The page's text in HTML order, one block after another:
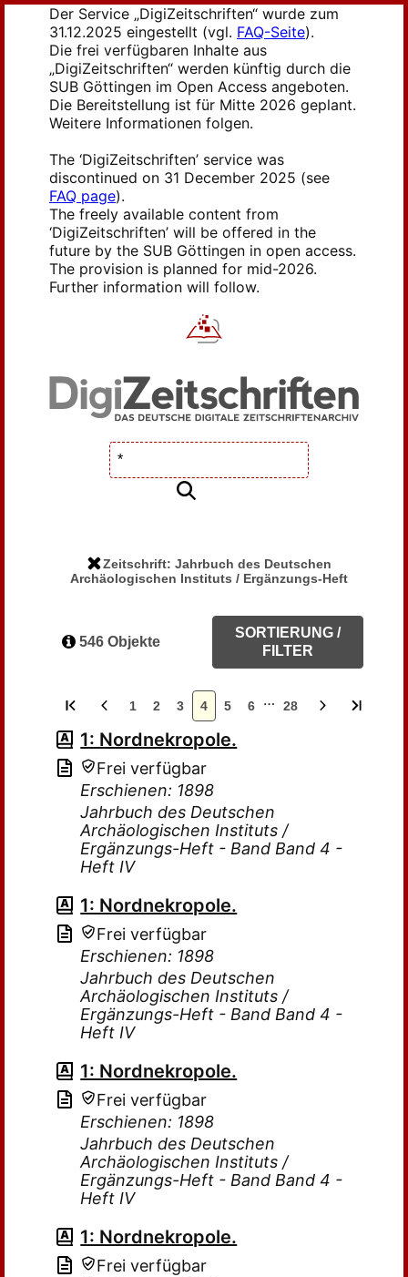
Der Service „DigiZeitschriften“ wurde zum
31.12.2025 eingestellt (vgl. FAQ-Seite).
Die frei verfügbaren Inhalte aus
„DigiZeitschriften“ werden künftig durch die
SUB Göttingen im Open Access angeboten.
Die Bereitstellung ist für Mitte 2026 geplant.
Weitere Informationen folgen.
The ‘DigiZeitschriften’ service was
discontinued on 31 December 2025 (see
FAQ page).
The freely available content from
‘DigiZeitschriften’ will be offered in the
future by the SUB Göttingen in open access.
The provision is planned for mid-2026.
Further information will follow.
Zeitschrift: Jahrbuch des Deutschen
Archäologischen Instituts / Ergänzungs-Heft
546 Objekte
SORTIERUNG /
FILTER
1 2 3 4 5 6 … 28
1: Nordnekropole.
Frei verfügbar
Erschienen: 1898
Jahrbuch des Deutschen
Archäologischen Instituts /
Ergänzungs-Heft - Band Band 4 -
Heft IV
1: Nordnekropole.
Frei verfügbar
Erschienen: 1898
Jahrbuch des Deutschen
Archäologischen Instituts /
Ergänzungs-Heft - Band Band 4 -
Heft IV
1: Nordnekropole.
Frei verfügbar
Erschienen: 1898
Jahrbuch des Deutschen
Archäologischen Instituts /
Ergänzungs-Heft - Band Band 4 -
Heft IV
1: Nordnekropole.
Frei verfügbar